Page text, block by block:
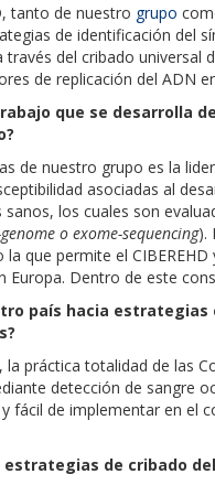
tanto de nuestro grupo
de identificación del
del cribado
de replicación del ADN
que se desarrolla
de nuestro grupo es la
asociadas al
los cuales son
o exome-sequencing).
que permite el
Europa. Dentro de este
país hacia
la práctica totalidad de las
detección de sangre
fácil de implementar en el
estrategias de cribado